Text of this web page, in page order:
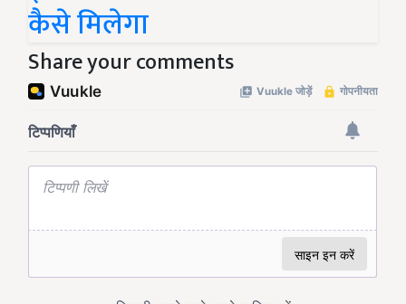
कैसे मिलेगा
Share your comments